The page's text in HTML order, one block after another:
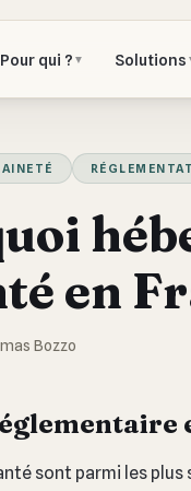
Pour qui ? ▼ Solutions
en
Bozzo
sont parmi les plus